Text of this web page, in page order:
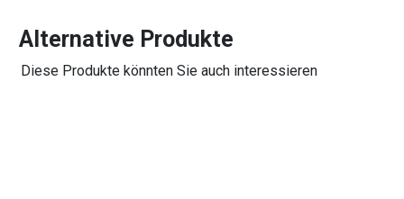
Alternative Produkte
Diese Produkte könnten Sie auch interessieren